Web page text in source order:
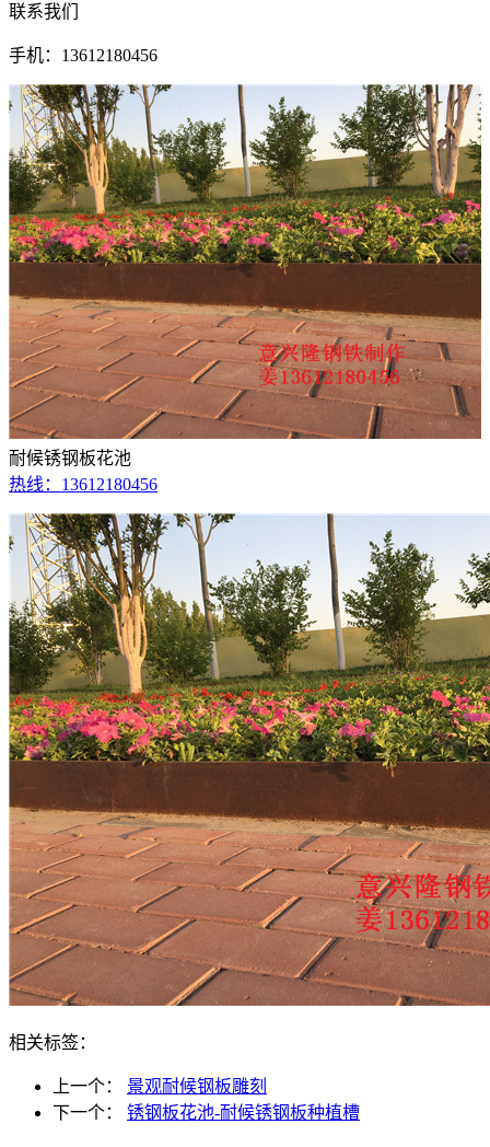
联系我们
手机：13612180456
耐候锈钢板花池
热线：13612180456
相关标签：
上一个： 景观耐候钢板雕刻
下一个： 锈钢板花池-耐候锈钢板种植槽